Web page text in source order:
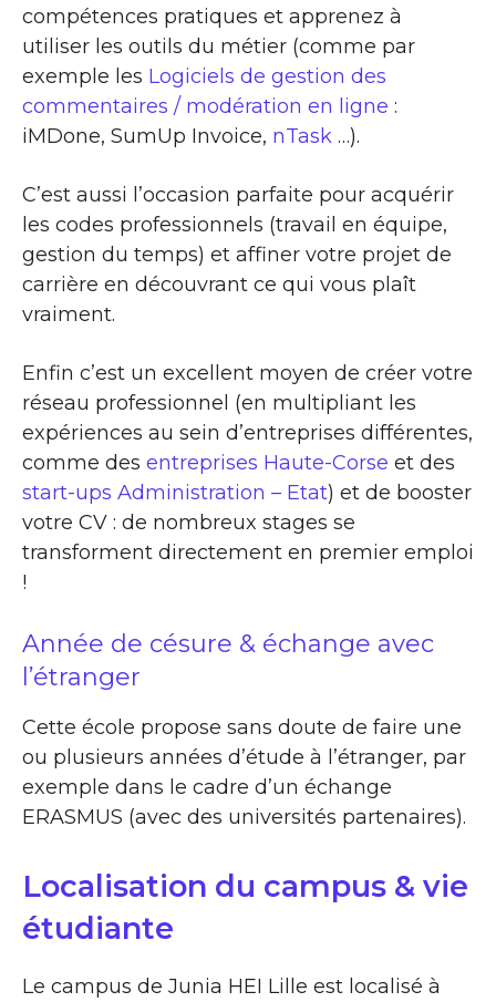
compétences pratiques et apprenez à
utiliser les outils du métier (comme par
exemple les Logiciels de gestion des
commentaires / modération en ligne :
iMDone, SumUp Invoice, nTask …).
C’est aussi l’occasion parfaite pour acquérir
les codes professionnels (travail en équipe,
gestion du temps) et affiner votre projet de
carrière en découvrant ce qui vous plaît
vraiment.
Enfin c’est un excellent moyen de créer votre
réseau professionnel (en multipliant les
expériences au sein d’entreprises différentes,
comme des entreprises Haute-Corse et des
start-ups Administration – Etat) et de booster
votre CV : de nombreux stages se
transforment directement en premier emploi
!
Année de césure & échange avec
l’étranger
Cette école propose sans doute de faire une
ou plusieurs années d’étude à l’étranger, par
exemple dans le cadre d’un échange
ERASMUS (avec des universités partenaires).
Localisation du campus & vie
étudiante
Le campus de Junia HEI Lille est localisé à